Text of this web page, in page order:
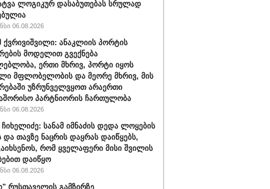
ლოგიკურ დასაბუთებას სრულად
06.08.2026
ქვრივიშვილი: ანაკლიის პორტის
მოდელით გვექნება
ერთი მხრივ, პორტი იყოს
მფლობელობის და მეორე მხრივ, მის
უზრუნველვყოთ არაერთი
პარტნიორის ჩართულობა
06.08.2026
სანამ იმნაძის დედა ლოყების
და თავზე ნაცრის დაყრას დაიწყებს,
რომ ყველაფერი მისი შვილის
დაიწყო
06.08.2026
რუსთაველის გამზირზე